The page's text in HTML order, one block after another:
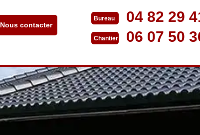
Nous contacter
Bureau 04 82 29
Chantier 06 07 50